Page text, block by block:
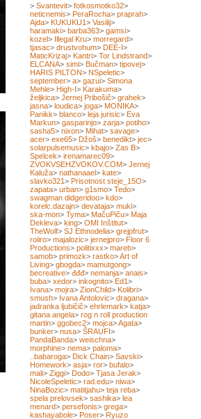
> Svantevit> fotkosmotko32>
neticnemis> PeraRocha> praprah>
Ajda> KUKUKU1> Vasilij>
haramaki> barba363> gamsi>
kozel> Illegal Kru> morregard>
tjasac> drustvohum> DEE-I>
MaticKrizaj> Kantri> Tor Lindstrand>
ELCANA> simi> Bučman> tipovej>
HARIS PILTON> NSpeletic>
september> a> gazui> Simona
Mehle> High-I> Karakuma>
željkica> Jernej Pribošič> grahek>
jasna> loudica> joga> MONIKA>
Panikk> blanco> leja jurisic> Eva
Markun> gasparinjo> zarja> potiho>
sasha5> nixon> Mihat> savage>
acer> exe65> Džoš> benedikt> jec>
solarpulsemusic> kbajo> Zas B>
Spelcek> irenamarec09>
ZVOKVSEHZVOKOV.COM> Jernej
Kaluža> nathanaael> kate>
slavko321> Prisotnost steje_15O>
zapata> urban> g1smo> Tedo>
swagman didgeridoo> kdo>
korelc.dazajn> devataja> muki>
ska-mon> Tyma> MačuPiču> Maja
Dekleva> king> OMI Inštitut>
TheWolf> SJ Ethnodelia> grejpfrut>
roiiro> majalozic> jernejpro> Floor 6
Productions> politixxx> mareb>
samob> primozk> rastko>Art of
Living> gbogda> mamutgong>
becreative> đđđ> nemanja> anais>
buba> xedor> inkognito> Ed1>
Ivana> mojra> ZionChild> Kolibri>
smush> Ivana Antolovic> dragana>
jadranka ljubičič> ehrlemark> katja>
gitana angela> rog n roll production
martin> ggobec2> mojca>Agata>
bunker> nusa> ŠRAUFI>
PandaBanda> weischna>
morphine> nema> paloma>
..babaroga> Dick Chain> Savski>
Homework> asja> ror> bufalo>
mali> Ziggi> Dodo> Tjasa Jerak>
NicoleSpeletic> rad.edu> niwa>
NinaBozic> matitjahu> teja reba>
spela prelovsek> sashika> lea
menard> persefonis> grega>
kashayabole> Poser> Ryuzo